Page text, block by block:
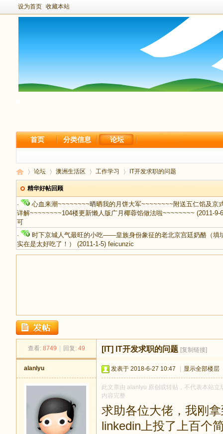
设为首页 收藏本站
首页 分类信息 论坛
新
足
›
论坛
›
澳洲生活区
›
工作学习
›
IT开发求职的问题
精华好帖回顾
·
心血来潮~~~~~~~~晒晒我的月饼大军~~~~~~~~附送五仁馅及京
详解~~~~~~~~104楼更新懒人版广月椰蓉馅做法啦~~~~~~~~ (2011-9-
可
·
时下京城人气最旺的小吃——皇族身份象征的老北京宫廷奶酪（填
实在是太好吃了！）
(2011-1-5) feicunzic
查看: 8749 回复: 49 [IT] IT开发求职的问题 [复制链接]
alanlyu 发表于 2018-6-27 10:47 显示全部楼层
此文章由 alanlyu 原创或转贴，不代表本站
内容完整
求助各位大佬，我刚
linkedin上投了上百个